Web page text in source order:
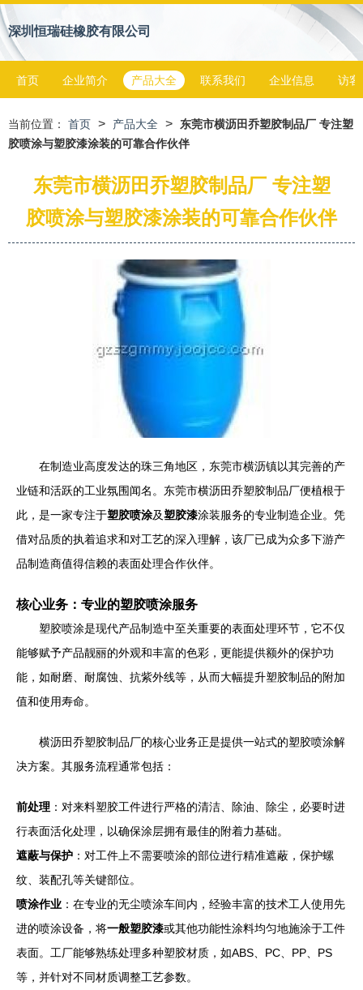
深圳恒瑞硅橡胶有限公司
首页 企业简介 产品大全 联系我们 企业信息 访客
当前位置： 首页 > 产品大全 >
东莞市横沥田乔塑胶制品厂 专注塑
胶喷涂与塑胶漆涂装的可靠合作伙伴
东莞市横沥田乔塑胶制品厂 专注塑
胶喷涂与塑胶漆涂装的可靠合作伙伴
在制造业高度发达的珠三角地区，东莞市横沥镇以其完善的产
业链和活跃的工业氛围闻名。东莞市横沥田乔塑胶制品厂便植根于
此，是一家专注于塑胶喷涂及塑胶漆涂装服务的专业制造企业。凭
借对品质的执着追求和对工艺的深入理解，该厂已成为众多下游产
品制造商值得信赖的表面处理合作伙伴。
核心业务：专业的塑胶喷涂服务
塑胶喷涂是现代产品制造中至关重要的表面处理环节，它不仅
能够赋予产品靓丽的外观和丰富的色彩，更能提供额外的保护功
能，如耐磨、耐腐蚀、抗紫外线等，从而大幅提升塑胶制品的附加
值和使用寿命。
横沥田乔塑胶制品厂的核心业务正是提供一站式的塑胶喷涂解
决方案。其服务流程通常包括：
前处理 ：对来料塑胶工件进行严格的清洁、除油、除尘，必要时进
行表面活化处理，以确保涂层拥有最佳的附着力基础。
遮蔽与保护 ：对工件上不需要喷涂的部位进行精准遮蔽，保护螺
纹、装配孔等关键部位。
喷涂作业 ：在专业的无尘喷涂车间内，经验丰富的技术工人使用先
进的喷涂设备，将一般塑胶漆或其他功能性涂料均匀地施涂于工件
表面。工厂能够熟练处理多种塑胶材质，如ABS、PC、PP、PS
等，并针对不同材质调整工艺参数。